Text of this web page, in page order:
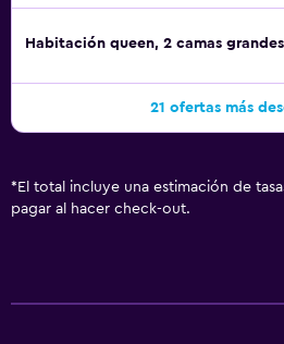
Habitación queen, 2 camas grandes
21 ofertas más
* El total incluye una estimación de
pagar al hacer check-out.